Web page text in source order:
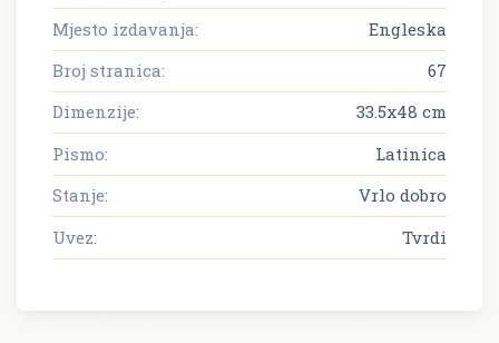
Mjesto izdavanja:
Engleska
Broj stranica:
67
Dimenzije:
33.5x48 cm
Pismo:
Latinica
Stanje:
Vrlo dobro
Uvez:
Tvrdi